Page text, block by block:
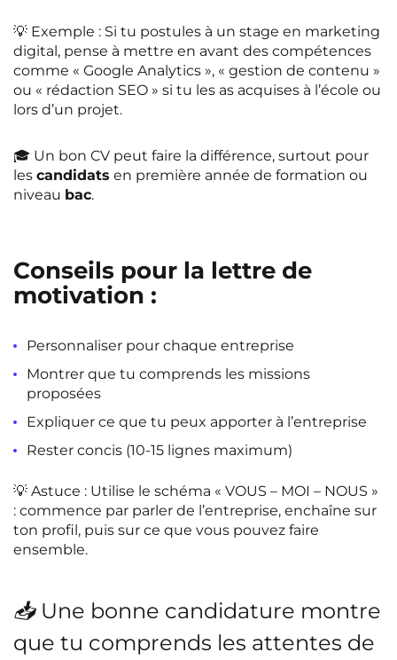
💡 Exemple : Si tu postules à un stage en marketing
digital, pense à mettre en avant des compétences
comme « Google Analytics », « gestion de contenu »
ou « rédaction SEO » si tu les as acquises à l’école ou
lors d’un projet.
🎓 Un bon CV peut faire la différence, surtout pour
les candidats en première année de formation ou
niveau bac.
Conseils pour la lettre de
motivation :
Personnaliser pour chaque entreprise
Montrer que tu comprends les missions
proposées
Expliquer ce que tu peux apporter à l’entreprise
Rester concis (10-15 lignes maximum)
💡 Astuce : Utilise le schéma « VOUS – MOI – NOUS »
: commence par parler de l’entreprise, enchaîne sur
ton profil, puis sur ce que vous pouvez faire
ensemble.
📥 Une bonne candidature montre
que tu comprends les attentes de